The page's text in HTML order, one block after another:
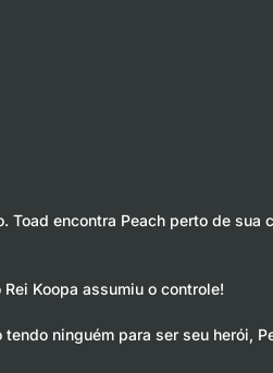
encontra Peach perto de sua
Koopa assumiu o controle!
ninguém para ser seu herói,